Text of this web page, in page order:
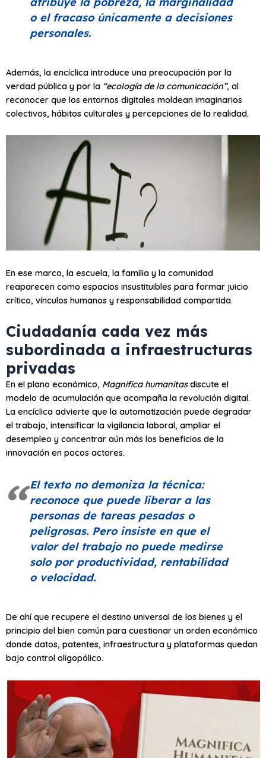
o el fracaso únicamente a decisiones
personales.
Además, la encíclica introduce una preocupación por la
verdad pública y por la “ecología de la comunicación”, al
reconocer que los entornos digitales moldean imaginarios
colectivos, hábitos culturales y percepciones de la realidad.
En ese marco, la escuela, la familia y la comunidad
reaparecen como espacios insustituibles para formar juicio
crítico, vínculos humanos y responsabilidad compartida.
Ciudadanía cada vez más
subordinada a infraestructuras
privadas
En el plano económico, Magnifica humanitasdiscute el
modelo de acumulación que acompaña la revolución digital.
La encíclica advierte que la automatización puede degradar
el trabajo, intensificar la vigilancia laboral, ampliar el
desempleo y concentrar aún más los beneficios de la
innovación en pocos actores.
El texto no demoniza la técnica:
reconoce que puede liberar a las
personas de tareas pesadas o
peligrosas. Pero insiste en que el
valor del trabajo no puede medirse
solo por productividad, rentabilidad
o velocidad.
De ahí que recupere el destino universal de los bienes y el
principio del bien común para cuestionar un orden económico
donde datos, patentes, infraestructura y plataformas quedan
bajo control oligopólico.